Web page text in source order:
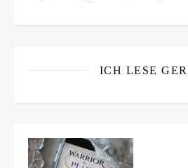
ICH LESE